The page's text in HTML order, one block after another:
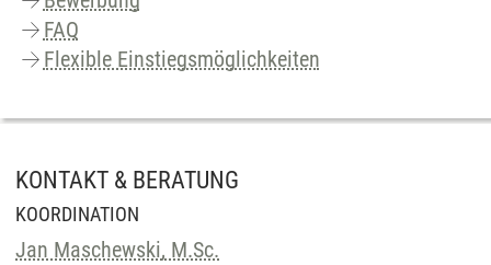
FAQ
Flexible Einstiegsmöglichkeiten
KONTAKT & BERATUNG
KOORDINATION
Jan Maschewski, M.Sc.